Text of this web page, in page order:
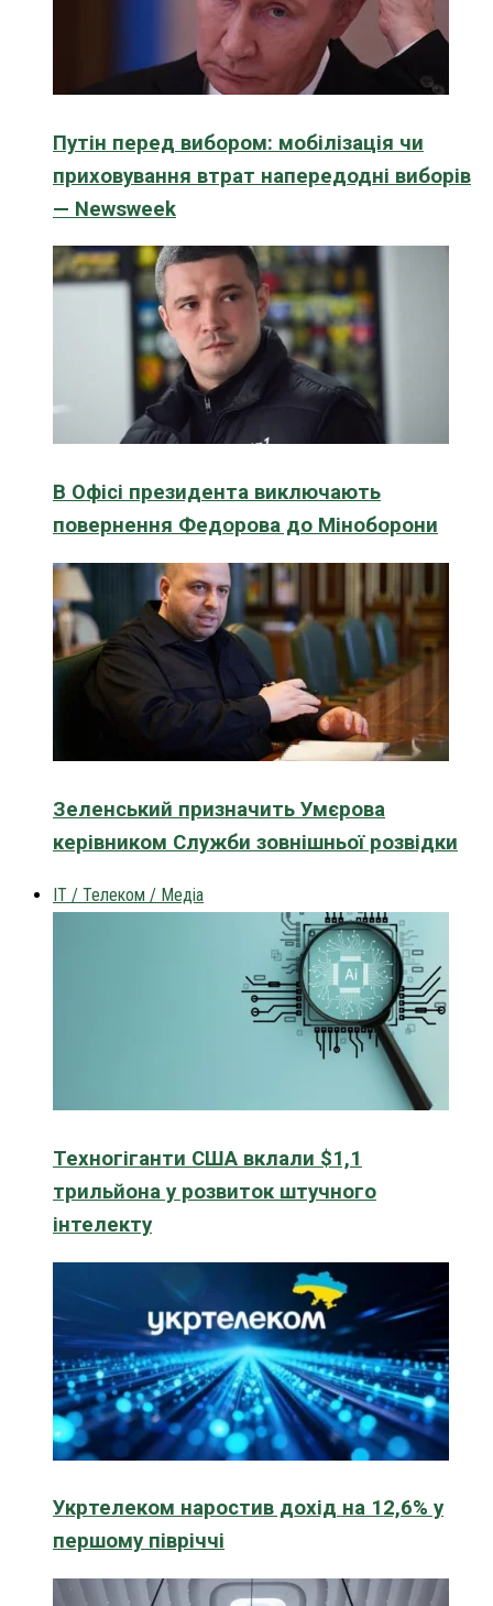
Путін перед вибором: мобілізація чи
приховування втрат напередодні виборів
— Newsweek
В Офісі президента виключають
повернення Федорова до Міноборони
Зеленський призначить Умєрова
керівником Служби зовнішньої розвідки
IT / Телеком / Медіа
Техногіганти США вклали $1,1
трильйона у розвиток штучного
інтелекту
Укртелеком наростив дохід на 12,6% у
першому півріччі